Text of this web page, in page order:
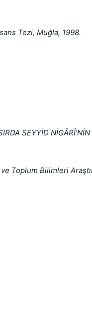
Tezi, Muğla, 1998.
SEYYİD NİGÂRÎ’NİN
ve Toplum Bilimleri